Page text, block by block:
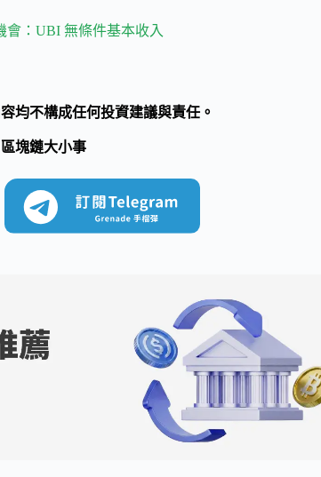
會：UBI 無條件基本收入
均不構成任何投資建議與責任。
塊鏈大小事